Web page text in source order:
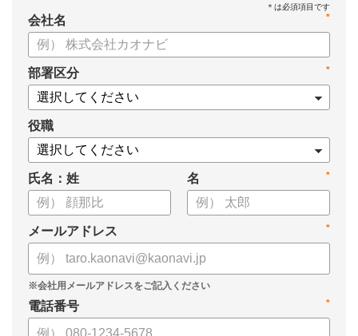
こちらの資料では、
・人事評価システムが必要な企業の特徴
・導入検討に必要な3つの視点
・7つの選定ポイント
についてまとめましたので、ぜひお役立てください。
*
会社名
*
部署区分
役職
氏名：姓 *
名
*
メールアドレス
*
電話番号